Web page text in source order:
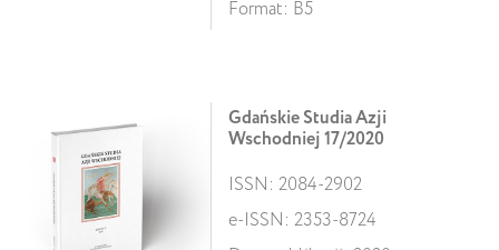
Format: B5
Gdańskie Studia Azji
Wschodniej 17/2020
ISSN: 2084-2902
e-ISSN: 2353-8724